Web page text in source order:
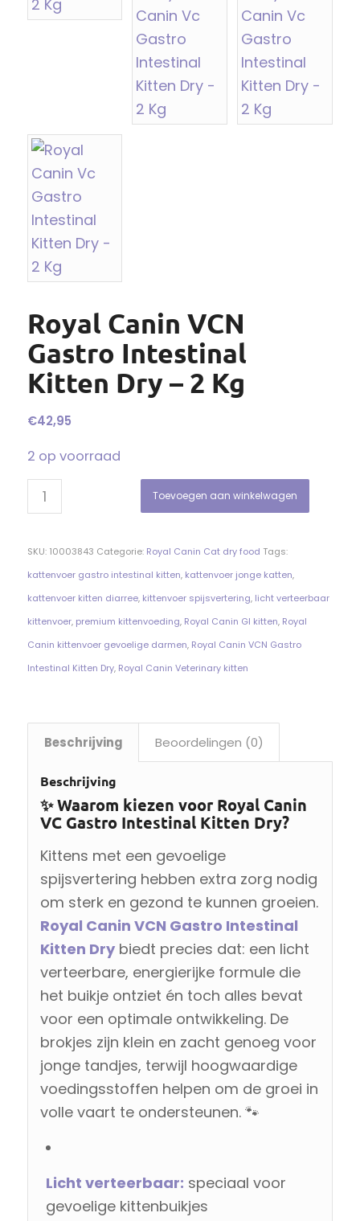
Royal Canin VCN
Gastro Intestinal
Kitten Dry – 2 Kg
€42,95
2 op voorraad
Toevoegen aan winkelwagen
SKU: 10003843 Categorie: Royal Canin Cat dry food Tags:
kattenvoer gastro intestinal kitten, kattenvoer jonge katten,
kattenvoer kitten diarree, kittenvoer spijsvertering, licht verteerbaar
kittenvoer, premium kittenvoeding, Royal Canin GI kitten, Royal
Canin kittenvoer gevoelige darmen, Royal Canin VCN Gastro
Intestinal Kitten Dry, Royal Canin Veterinary kitten
Beschrijving Beoordelingen (0)
Beschrijving
✨ Waarom kiezen voor Royal Canin
VC Gastro Intestinal Kitten Dry?
Kittens met een gevoelige
spijsvertering hebben extra zorg nodig
om sterk en gezond te kunnen groeien.
Royal Canin VCN Gastro Intestinal
Kitten Drybiedt precies dat: een licht
verteerbare, energierijke formule die
het buikje ontziet én toch alles bevat
voor een optimale ontwikkeling. De
brokjes zijn klein en zacht genoeg voor
jonge tandjes, terwijl hoogwaardige
voedingsstoffen helpen om de groei in
volle vaart te ondersteunen. 🐾
Licht verteerbaar: speciaal voor
gevoelige kittenbuikjes